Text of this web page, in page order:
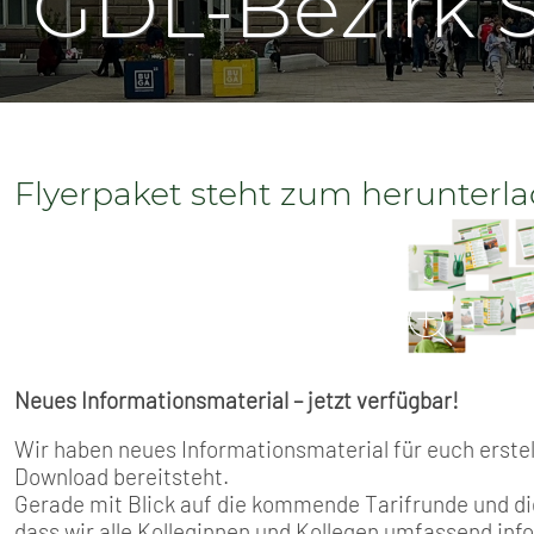
TARIF
MITGLIEDSCHAFT
Flyerpaket steht zum
Neues Informationsmaterial – jetzt verfügbar!
Wir haben neues Informationsmaterial für euch
Download bereitsteht.
Gerade mit Blick auf die kommende Tarifrunde und